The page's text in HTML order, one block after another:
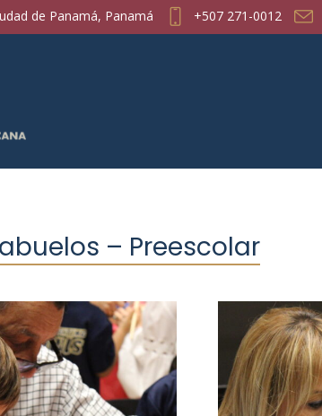
de Panamá, Panamá +507 271-0012
– Preescolar